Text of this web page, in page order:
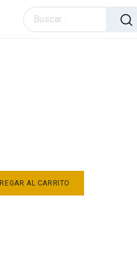
AL CARRITO